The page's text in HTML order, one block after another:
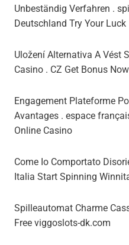
Unbeständig Verfahren .
Deutschland Try Your Luck
Uložení Alternativa A Vést
Casino . CZ Get Bonus Now
Engagement Plateforme
Avantages . espace
Online Casino
Come Io Comportato
Italia Start Spinning
Spilleautomat Charme
Free viggoslots-dk.com